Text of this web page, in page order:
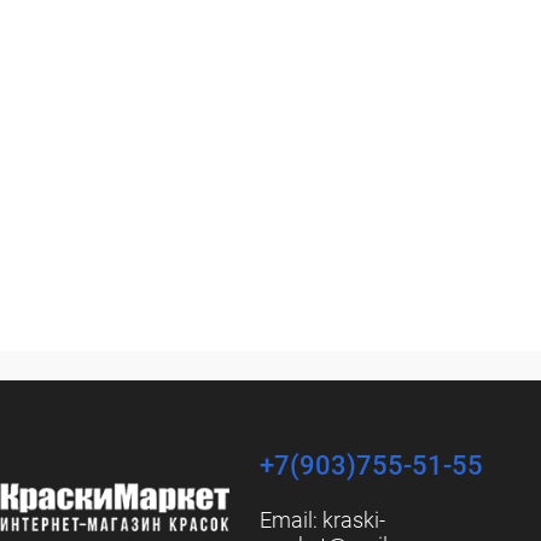
+7(903)755-51-55
Email: kraski-